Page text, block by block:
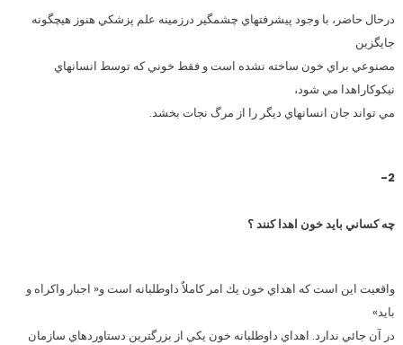
درحال حاضر، با وجود پيشرفتهاي چشمگیر درزمينه علم پزشكي هنوز هيچگونه
جايگزين
مصنوعي براي خون ساخته نشده است و فقط خوني كه توسط انسانهاي
نيكوكاراهدا مي شود،
مي تواند جان انسانهاي ديگر را از مرگ نجات بخشد.
2-
چه كساني بايد خون اهدا كنند ؟
واقعيت اين است كه اهداي خون يك امر كاملاٌ داوطلبانه است و« اجبار واكراه و
بايد»
در آن جائي ندارد. اهداي داوطلبانه خون يكي از بزرگترين دستاوردهاي سازمان